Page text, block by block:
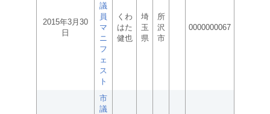
2015年3月30
日
議
員
マ
ニ
フ
ェ
ス
ト
くわ
はた
健也
埼
玉
県
所
沢
市
0000000067
市
議